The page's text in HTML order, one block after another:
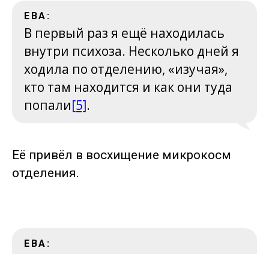
ЕВА:
В первый раз я ещё находилась
внутри психоза. Несколько дней я
ходила по отделению, «изучая»,
кто там находится и как они туда
попали[5].
Её привёл в восхищение микрокосм
отделения.
ЕВА: